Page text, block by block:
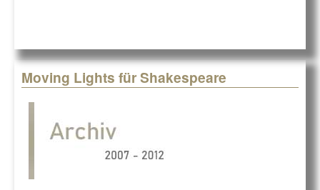
Moving Lights für Shakespeare